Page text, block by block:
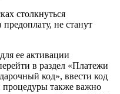
столкнуться
не станут
ее активации
в раздел «Платежи
код», ввести код
процедуры также важно